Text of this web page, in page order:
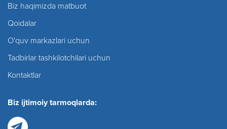
Biz haqimizda matbuot
Qoidalar
O'quv markazlari uchun
Tadbirlar tashkilotchilari uchun
Kontaktlar
Biz ijtimoiy tarmoqlarda: